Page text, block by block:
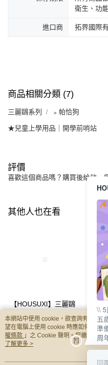
衛生、功
進口商 拓界國際
商品相關分類 (7)
三麗鷗系列 ﹥帕恰狗
★兒童上學用品｜開學前哨站
評價
喜歡這個商品嗎？購買後給他一
其他人也在看
【HOUSUXI】三麗鷗
大耳狗喜拿-防潑水透
明兒童餐袋(A04)【5周
年慶↘三件75折】
NT$320
布丁
童餐
↘三
全
本網站中使用 cookie，欲查詢有關本網
望在電腦上使用 cookie 時應如何變更
權條款 」之 Cookie 聲明。您繼續使用
用條款之 Cookie 聲明使用 cookie。
了解更多 >
\\
五
準
周
回